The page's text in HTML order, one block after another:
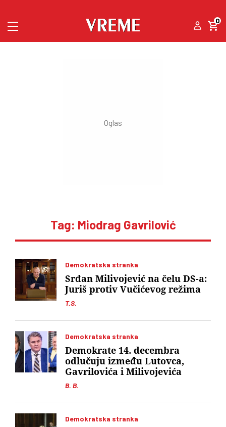
0
Tag: Miodrag Gavrilović
Demokratska stranka
T.S.
Srđan Milivojević na čelu DS-a:
Juriš protiv Vučićevog režima
Demokratska stranka
B. B.
Demokrate 14. decembra
odlučuju između Lutovca,
Gavrilovića i Milivojevića
Demokratska stranka